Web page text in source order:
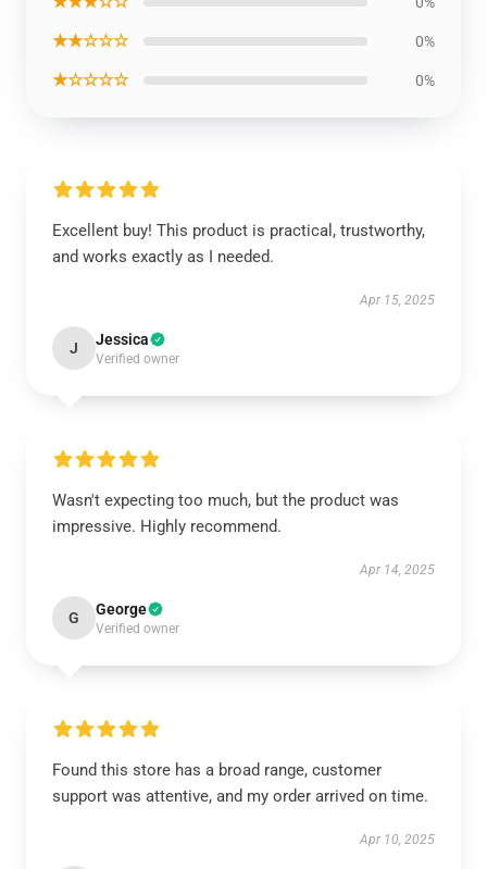
★★☆☆☆ 0%
★☆☆☆☆ 0%
Excellent buy! This product is practical, trustworthy,
and works exactly as I needed.
Apr 15, 2025
J Jessica
Verified owner
Wasn't expecting too much, but the product was
impressive. Highly recommend.
Apr 14, 2025
G George
Verified owner
Found this store has a broad range, customer
support was attentive, and my order arrived on time.
Apr 10, 2025